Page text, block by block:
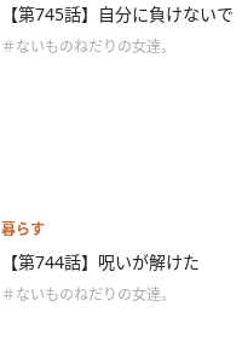
【第745話】自分に負けないで
＃ないものねだりの女達。
暮らす
【第744話】呪いが解けた
＃ないものねだりの女達。